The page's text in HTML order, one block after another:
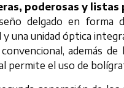
poderosas y listas
delgado en forma
una unidad óptica
además
permite el uso de